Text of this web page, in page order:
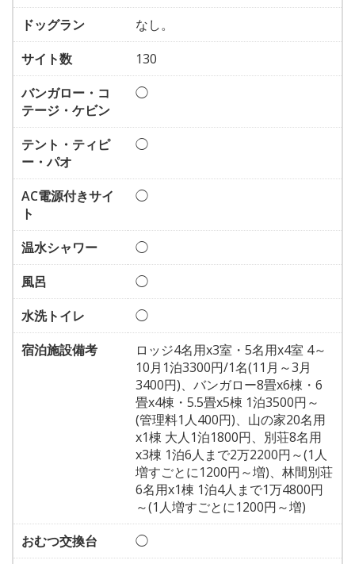
ドッグラン
なし。
サイト数
130
バンガロー・コ
テージ・ケビン
◯
テント・ティピ
ー・パオ
◯
AC電源付きサイ
ト
◯
温水シャワー
◯
風呂
◯
水洗トイレ
◯
宿泊施設備考
ロッジ4名用x3室・5名用x4室 4～
10月1泊3300円/1名(11月～3月
3400円)、バンガロー8畳x6棟・6
畳x4棟・5.5畳x5棟 1泊3500円～
(管理料1人400円)、山の家20名用
x1棟 大人1泊1800円、別荘8名用
x3棟 1泊6人まで2万2200円～(1人
増すごとに1200円～増)、林間別荘
6名用x1棟 1泊4人まで1万4800円
～(1人増すごとに1200円～増)
おむつ交換台
◯